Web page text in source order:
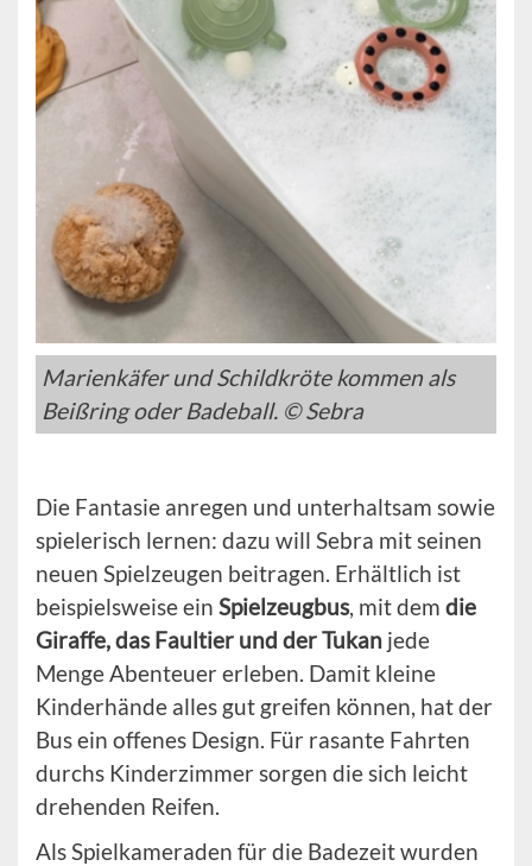
Marienkäfer und Schildkröte kommen als
Beißring oder Badeball. © Sebra
Die Fantasie anregen und unterhaltsam sowie
spielerisch lernen: dazu will Sebra mit seinen
neuen Spielzeugen beitragen. Erhältlich ist
beispielsweise ein Spielzeugbus, mit dem die
Giraffe, das Faultier und der Tukan jede
Menge Abenteuer erleben. Damit kleine
Kinderhände alles gut greifen können, hat der
Bus ein offenes Design. Für rasante Fahrten
durchs Kinderzimmer sorgen die sich leicht
drehenden Reifen.
Als Spielkameraden für die Badezeit wurden